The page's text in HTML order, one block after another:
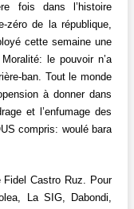
fois dans l’histoire
zéro de la république,
cette semaine une
le pouvoir n’a
ban. Tout le monde
à donner dans
et l’enfumage des
compris: woulé bara
Fidel Castro Ruz. Pour
La SIG, Dabondi,